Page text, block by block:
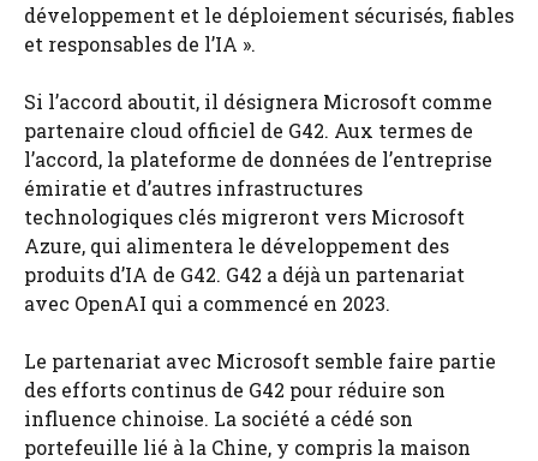
développement et le déploiement sécurisés, fiables
et responsables de l’IA ».
Si l’accord aboutit, il désignera Microsoft comme
partenaire cloud officiel de G42. Aux termes de
l’accord, la plateforme de données de l’entreprise
émiratie et d’autres infrastructures
technologiques clés migreront vers Microsoft
Azure, qui alimentera le développement des
produits d’IA de G42. G42 a déjà un partenariat
avec OpenAI qui a commencé en 2023.
Le partenariat avec Microsoft semble faire partie
des efforts continus de G42 pour réduire son
influence chinoise. La société a cédé son
portefeuille lié à la Chine, y compris la maison